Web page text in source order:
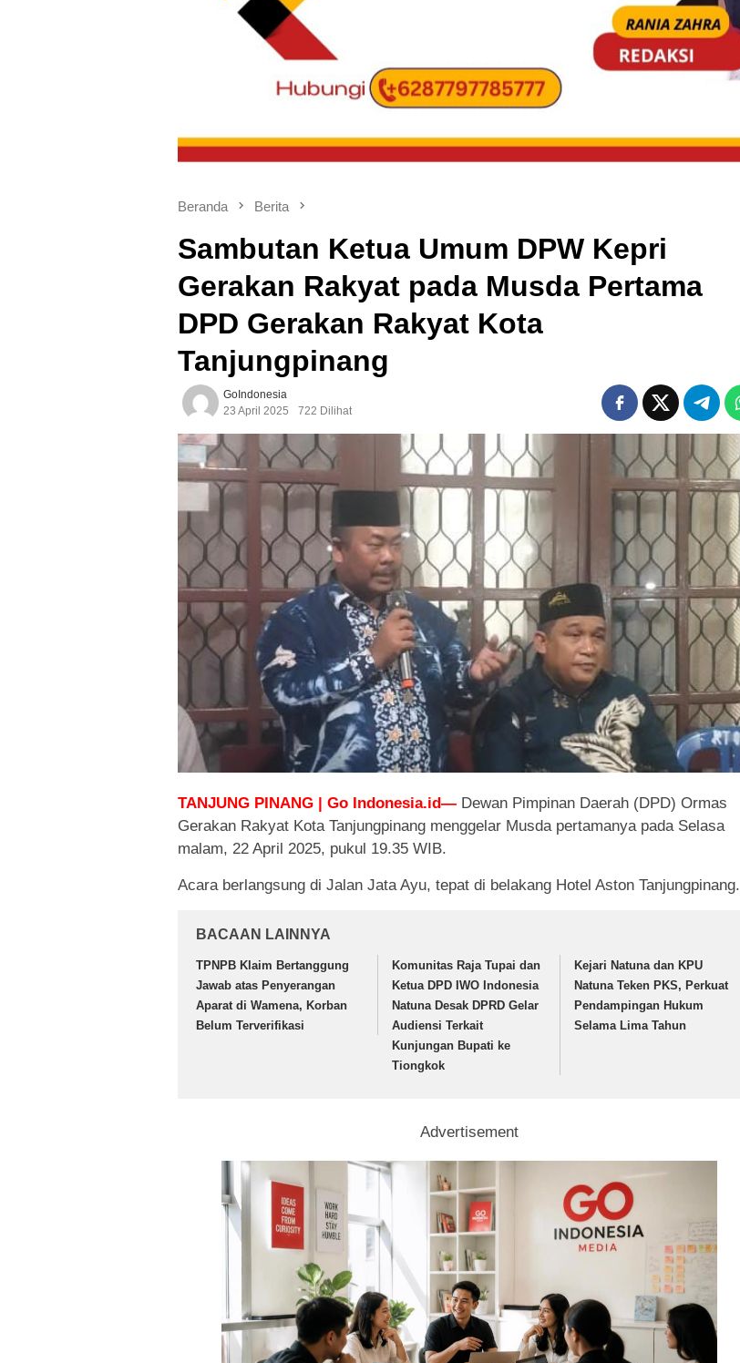
Beranda Berita
Sambutan Ketua Umum DPW Kepri
Gerakan Rakyat pada Musda Pertama
DPD Gerakan Rakyat Kota
Tanjungpinang
GoIndonesia
23 April 2025
722 Dilihat
TANJUNG PINANG | Go Indonesia.id— Dewan Pimpinan Daerah (DPD) Ormas
Gerakan Rakyat Kota Tanjungpinang menggelar Musda pertamanya pada Selasa
malam, 22 April 2025, pukul 19.35 WIB.
Acara berlangsung di Jalan Jata Ayu, tepat di belakang Hotel Aston Tanjungpinang.
BACAAN LAINNYA
TPNPB Klaim Bertanggung
Jawab atas Penyerangan
Aparat di Wamena, Korban
Belum Terverifikasi
Komunitas Raja Tupai dan
Ketua DPD IWO Indonesia
Natuna Desak DPRD Gelar
Audiensi Terkait
Kunjungan Bupati ke
Tiongkok
Kejari Natuna dan KPU
Natuna Teken PKS, Perkuat
Pendampingan Hukum
Selama Lima Tahun
Advertisement